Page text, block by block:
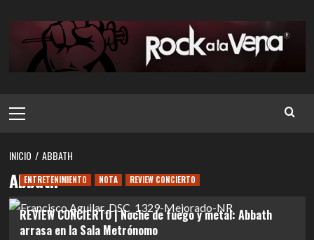
contenido
principal
INICIO ABBATH
Abbath
ENTRETENIMIENTO NOTA REVIEW CONCIERTO
REVIEW CONCIERTO | Noche de fuego y metal: Abbath
arrasa en la Sala Metrónomo